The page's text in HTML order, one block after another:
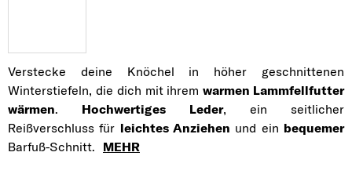
Verstecke deine Knöchel in höher geschnittenen
Winterstiefeln, die dich mit ihremwarmen Lammfellfutter
wärmen. Hochwertiges Leder, ein seitlicher
Reißverschluss für leichtes Anziehen und ein bequemer
Barfuß-Schnitt. MEHR